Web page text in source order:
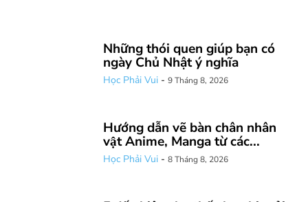
Những thói quen giúp bạn có
ngày Chủ Nhật ý nghĩa
Học Phải Vui - 9 Tháng 8, 2026
Hướng dẫn vẽ bàn chân nhân
vật Anime, Manga từ các...
Học Phải Vui - 8 Tháng 8, 2026